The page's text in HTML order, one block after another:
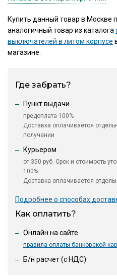
Купить данный товар в Москве
аналогичный товар из каталога
выключателей в литом корпусе
магазине.
Где забрать?
Пункт выдачи
предоплата 100%
Доставка оплачивается
получении
Курьером
от 350 руб. Срок и стоимость
100%
Доставка оплачивается
Подробнее о способах
Как оплатить?
Онлайн на сайте
правила оплаты банковской
Б/н расчет (c НДС)